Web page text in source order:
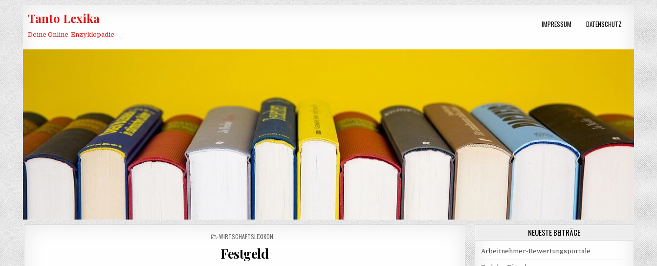
Skip to content
Tanto Lexika
Deine Online-Enzyklopädie
IMPRESSUM DATENSCHUTZ
POSTED IN
WIRTSCHAFTSLEXIKON
Festgeld
NEUESTE BEITRÄGE
Arbeitnehmer-Bewertungsportale